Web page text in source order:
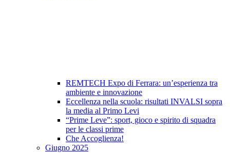
REMTECH Expo di Ferrara: un’esperienza tra
ambiente e innovazione
Eccellenza nella scuola: risultati INVALSI sopra
la media al Primo Levi
“Prime Leve”: sport, gioco e spirito di squadra
per le classi prime
Che Accoglienza!
Giugno 2025